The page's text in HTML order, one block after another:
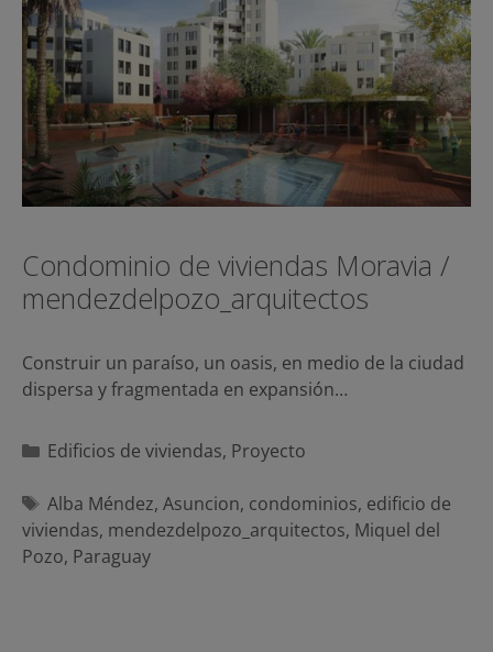
Condominio de viviendas Moravia /
mendezdelpozo_arquitectos
Construir un paraíso, un oasis, en medio de la ciudad
dispersa y fragmentada en expansión…
Categorías
Edificios de viviendas, Proyecto
Etiquetas
Alba Méndez, Asuncion, condominios, edificio de
viviendas, mendezdelpozo_arquitectos, Miquel del
Pozo, Paraguay